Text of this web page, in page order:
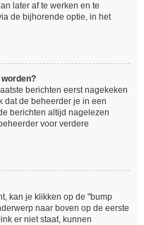
later af te werken en te
de bijhorende optie, in het
berichten eerst nagekeken
dat de beheerder je in een
berichten altijd nagelezen
voor verdere
kan je klikken op de "bump
naar boven op de eerste
er niet staat, kunnen